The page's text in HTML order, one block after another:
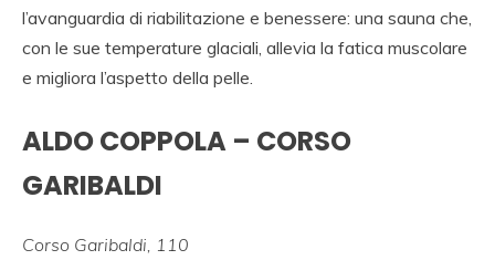
l’avanguardia di riabilitazione e benessere: una sauna che,
con le sue temperature glaciali, allevia la fatica muscolare
e migliora l’aspetto della pelle.
ALDO COPPOLA – CORSO
GARIBALDI
Corso Garibaldi, 110